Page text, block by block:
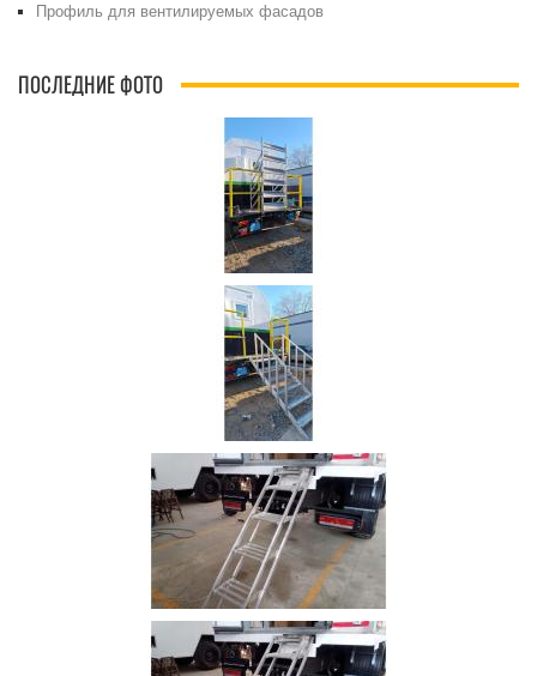
Профиль для вентилируемых фасадов
ПОСЛЕДНИЕ ФОТО